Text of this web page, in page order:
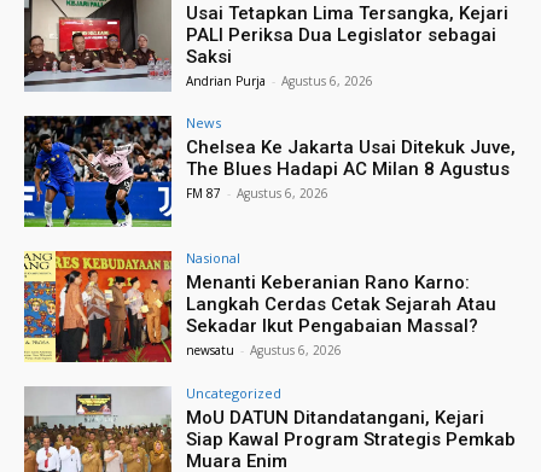
Usai Tetapkan Lima Tersangka, Kejari
PALI Periksa Dua Legislator sebagai
Saksi
Andrian Purja - Agustus 6, 2026
News
Chelsea Ke Jakarta Usai Ditekuk Juve,
The Blues Hadapi AC Milan 8 Agustus
FM 87 - Agustus 6, 2026
Nasional
Menanti Keberanian Rano Karno:
Langkah Cerdas Cetak Sejarah Atau
Sekadar Ikut Pengabaian Massal?
newsatu - Agustus 6, 2026
Uncategorized
MoU DATUN Ditandatangani, Kejari
Siap Kawal Program Strategis Pemkab
Muara Enim